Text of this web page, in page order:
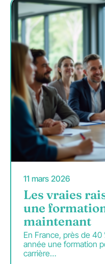
11 mars 2026
Les vraies
une
maintenant
En France, près de
année une formation
carrière…